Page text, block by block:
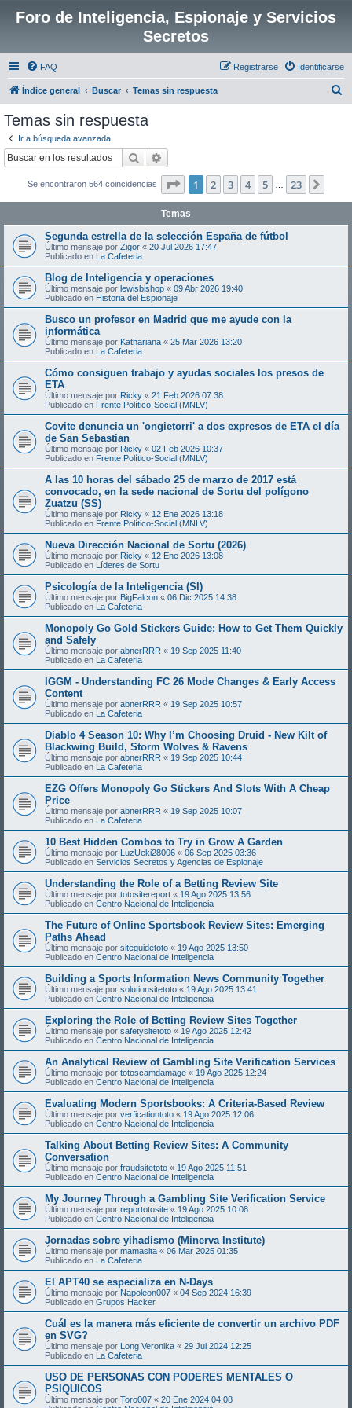
Foro de Inteligencia, Espionaje y Servicios
Secretos
FAQ Identificarse
Registrarse
Índice general Buscar Temas sin respuesta
Temas sin respuesta
Ir a búsqueda avanzada
Buscar
Se encontraron 564 coincidencias Página de 23
1 2 3 4 5 23
Temas
Segunda estrella de la selección España de fútbol
Último mensaje por Zigor « 20 Jul 2026 17:47
Publicado en La Cafeteria
Blog de Inteligencia y operaciones
Último mensaje por lewisbishop « 09 Abr 2026 19:40
Publicado en Historia del Espionaje
Busco un profesor en Madrid que me ayude con la
informática
Último mensaje por Kathariana « 25 Mar 2026 13:20
Publicado en La Cafeteria
Cómo consiguen trabajo y ayudas sociales los presos de
ETA
Último mensaje por Ricky « 21 Feb 2026 07:38
Publicado en Frente Político-Social (MNLV)
Covite denuncia un 'ongietorri' a dos expresos de ETA el día
de San Sebastian
Último mensaje por Ricky « 02 Feb 2026 10:37
Publicado en Frente Político-Social (MNLV)
A las 10 horas del sábado 25 de marzo de 2017 está
convocado, en la sede nacional de Sortu del polígono
Zuatzu (SS)
Último mensaje por Ricky « 12 Ene 2026 13:18
Publicado en Frente Político-Social (MNLV)
Nueva Dirección Nacional de Sortu (2026)
Último mensaje por Ricky « 12 Ene 2026 13:08
Publicado en Líderes de Sortu
Psicología de la Inteligencia (SI)
Último mensaje por BigFalcon « 06 Dic 2025 14:38
Publicado en La Cafeteria
Monopoly Go Gold Stickers Guide: How to Get Them Quickly
and Safely
Último mensaje por abnerRRR « 19 Sep 2025 11:40
Publicado en La Cafeteria
IGGM - Understanding FC 26 Mode Changes & Early Access
Content
Último mensaje por abnerRRR « 19 Sep 2025 10:57
Publicado en La Cafeteria
Diablo 4 Season 10: Why I’m Choosing Druid - New Kilt of
Blackwing Build, Storm Wolves & Ravens
Último mensaje por abnerRRR « 19 Sep 2025 10:44
Publicado en La Cafeteria
EZG Offers Monopoly Go Stickers And Slots With A Cheap
Price
Último mensaje por abnerRRR « 19 Sep 2025 10:07
Publicado en La Cafeteria
10 Best Hidden Combos to Try in Grow A Garden
Último mensaje por LuzUeki28006 « 06 Sep 2025 03:36
Publicado en Servicios Secretos y Agencias de Espionaje
Understanding the Role of a Betting Review Site
Último mensaje por totositereport « 19 Ago 2025 13:56
Publicado en Centro Nacional de Inteligencia
The Future of Online Sportsbook Review Sites: Emerging
Paths Ahead
Último mensaje por siteguidetoto « 19 Ago 2025 13:50
Publicado en Centro Nacional de Inteligencia
Building a Sports Information News Community Together
Último mensaje por solutionsitetoto « 19 Ago 2025 13:41
Publicado en Centro Nacional de Inteligencia
Exploring the Role of Betting Review Sites Together
Último mensaje por safetysitetoto « 19 Ago 2025 12:42
Publicado en Centro Nacional de Inteligencia
An Analytical Review of Gambling Site Verification Services
Último mensaje por totoscamdamage « 19 Ago 2025 12:24
Publicado en Centro Nacional de Inteligencia
Evaluating Modern Sportsbooks: A Criteria-Based Review
Último mensaje por verficationtoto « 19 Ago 2025 12:06
Publicado en Centro Nacional de Inteligencia
Talking About Betting Review Sites: A Community
Conversation
Último mensaje por fraudsitetoto « 19 Ago 2025 11:51
Publicado en Centro Nacional de Inteligencia
My Journey Through a Gambling Site Verification Service
Último mensaje por reportotosite « 19 Ago 2025 10:08
Publicado en Centro Nacional de Inteligencia
Jornadas sobre yihadismo (Minerva Institute)
Último mensaje por mamasita « 06 Mar 2025 01:35
Publicado en La Cafeteria
El APT40 se especializa en N-Days
Último mensaje por Napoleon007 « 04 Sep 2024 16:39
Publicado en Grupos Hacker
Cuál es la manera más eficiente de convertir un archivo PDF
en SVG?
Último mensaje por Long Veronika « 29 Jul 2024 12:25
Publicado en La Cafeteria
USO DE PERSONAS CON PODERES MENTALES O
PSIQUICOS
Último mensaje por Toro007 « 20 Ene 2024 04:08